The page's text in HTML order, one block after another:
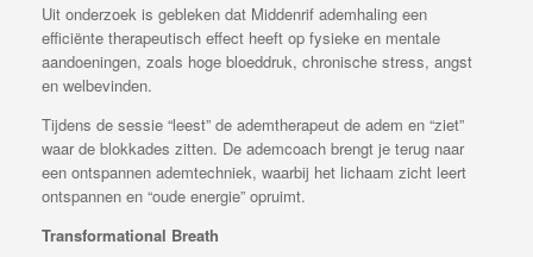
Uit onderzoek is gebleken dat Middenrif ademhaling een
efficiënte therapeutisch effect heeft op fysieke en mentale
aandoeningen, zoals hoge bloeddruk, chronische stress, angst
en welbevinden.
Tijdens de sessie “leest” de ademtherapeut de adem en “ziet”
waar de blokkades zitten. De ademcoach brengt je terug naar
een ontspannen ademtechniek, waarbij het lichaam zicht leert
ontspannen en “oude energie” opruimt.
Transformational Breath